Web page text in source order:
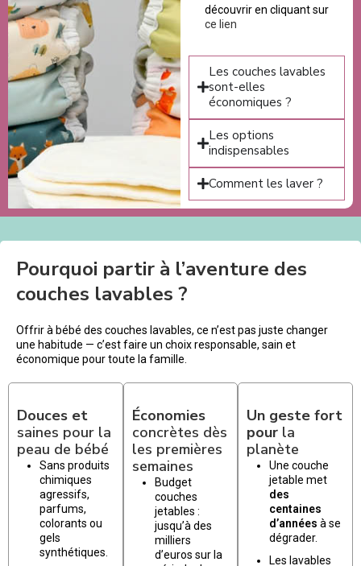
découvrir en cliquant sur
ce lien
Les couches lavables
sont-elles
économiques ?
Les options
indispensables
Comment les laver ?
Pourquoi partir à l’aventure des
couches lavables ?
Offrir à bébé des couches lavables, ce n’est pas juste changer
une habitude — c’est faire un choix responsable, sain et
économique pour toute la famille.
Douces et
saines pour la
peau de bébé
Sans produits
chimiques
agressifs,
parfums,
colorants ou
gels
synthétiques.
Économies
concrètes dès
les premières
semaines
Budget
couches
jetables :
jusqu’à des
milliers
d’euros sur la
Un geste fort
pour la
planète
Une couche
jetable met
des
centaines
d’années à se
dégrader.
Les lavables